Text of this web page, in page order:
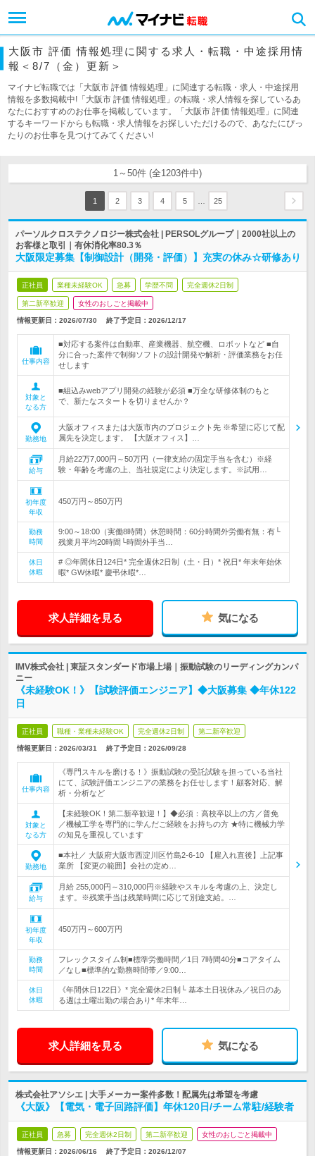
大阪市 評価 情報処理に関する求人・転職・中途採用情
報＜8/7（金）更新＞
マイナビ転職では「大阪市 評価 情報処理」に関連する転職・求人・中途採用
情報を多数掲載中!「大阪市 評価 情報処理」の転職・求人情報を探しているあ
なたにおすすめのお仕事を掲載しています。「大阪市 評価 情報処理」に関連
するキーワードからも転職・求人情報をお探しいただけるので、あなたにぴっ
たりのお仕事を見つけてみてください!
1～50件 (全1203件中)
1 2 3 4 5 25
パーソルクロステクノロジー株式会社 | PERSOLグループ｜2000社以上の
お客様と取引｜有休消化率80.3％
大阪限定募集【制御設計（開発・評価）】充実の休み☆研修あり
正社員 業種未経験OK 急募 学歴不問 完全週休2日制
第二新卒歓迎 女性のおしごと掲載中
情報更新日：2026/07/30 終了予定日： 2026/12/17
仕事内容
■対応する案件は自動車、産業機器、航空機、ロボットなど ■自
分に合った案件で制御ソフトの設計開発や解析・評価業務をお任
せします
対象と
なる方
■組込みwebアプリ開発の経験が必須 ■万全な研修体制のもと
で、新たなスタートを切りませんか？
勤務地
大阪オフィスまたは大阪市内のプロジェクト先 ※希望に応じて配
属先を決定します。 【大阪オフィス】…
給与
月給22万7,000円～50万円（一律支給の固定手当を含む）※経
験・年齢を考慮の上、当社規定により決定します。※試用…
初年度
年収
450万円～850万円
勤務
時間
9:00～18:00（実働8時間）休憩時間：60分時間外労働有無：有└
残業月平均20時間└時間外手当…
休日
休暇
# ◎年間休日124日* 完全週休2日制（土・日）* 祝日* 年末年始休
暇* GW休暇* 慶弔休暇*…
求人詳細を見る 気になる
IMV株式会社 | 東証スタンダード市場上場｜振動試験のリーディングカンパ
ニー
《未経験OK！》【試験評価エンジニア】◆大阪募集 ◆年休122
日
正社員 職種・業種未経験OK 完全週休2日制 第二新卒歓迎
情報更新日：2026/03/31 終了予定日： 2026/09/28
仕事内容
《専門スキルを磨ける！》振動試験の受託試験を担っている当社
にて、試験評価エンジニアの業務をお任せします！顧客対応、解
析・分析など
対象と
なる方
【未経験OK！第二新卒歓迎！】◆必須：高校卒以上の方／普免
／機械工学を専門的に学んだご経験をお持ちの方 ★特に機械力学
の知見を重視しています
勤務地
■本社／ 大阪府大阪市西淀川区竹島2-6-10 【雇入れ直後】上記事
業所 【変更の範囲】会社の定め…
給与
月給 255,000円～310,000円※経験やスキルを考慮の上、決定し
ます。※残業手当は残業時間に応じて別途支給。…
初年度
年収
450万円～600万円
勤務
時間
フレックスタイム制■標準労働時間／1日 7時間40分■コアタイム
／なし■標準的な勤務時間帯／9:00…
休日
休暇
《年間休日122日》* 完全週休2日制└ 基本土日祝休み／祝日のあ
る週は土曜出勤の場合あり* 年末年…
求人詳細を見る 気になる
株式会社アソシエ | 大手メーカー案件多数！配属先は希望を考慮
《大阪》【電気・電子回路評価】年休120日/チーム常駐/経験者
正社員 急募 完全週休2日制 第二新卒歓迎 女性のおしごと掲載中
情報更新日：2026/06/16 終了予定日： 2026/12/07